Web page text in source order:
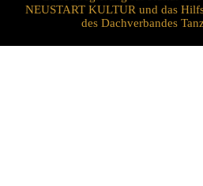
NEUSTART KULTUR und das
des Dachverbandes